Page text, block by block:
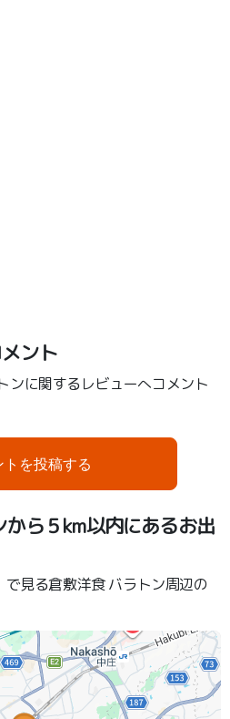
ント
ンに関するレビューへコメント
トを投稿する
ら５km以内にあるお出
で見る倉敷洋食 バラトン周辺の